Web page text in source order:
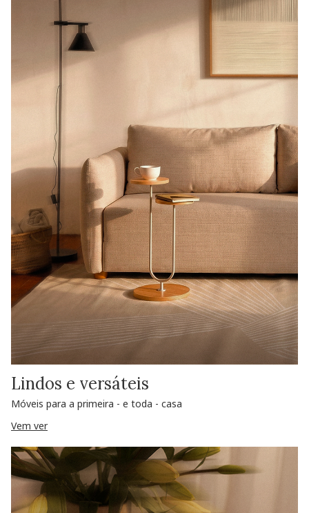
Lindos e versáteis
Móveis para a primeira - e toda - casa
Vem ver